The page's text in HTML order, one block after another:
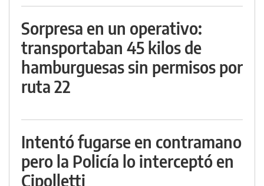
Sorpresa en un operativo:
transportaban 45 kilos de
hamburguesas sin permisos por
ruta 22
Intentó fugarse en contramano
pero la Policía lo interceptó en
Cipolletti